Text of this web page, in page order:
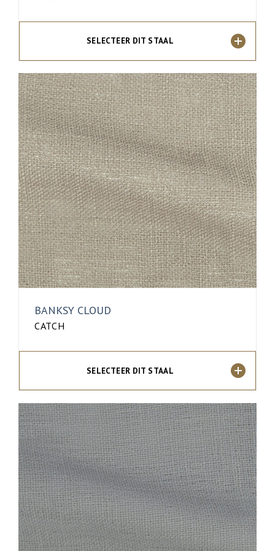
SELECTEER DIT STAAL
BANKSY CLOUD
CATCH
SELECTEER DIT STAAL